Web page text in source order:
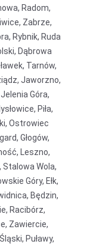
Radom,
Zabrze,
Rybnik, Ruda
Dąbrowa
Tarnów,
Jaworzno,
Góra,
Piła,
Ostrowiec
Głogów,
Leszno,
Stalowa Wola,
Góry, Ełk,
Będzin,
Racibórz,
Zawiercie,
Puławy,